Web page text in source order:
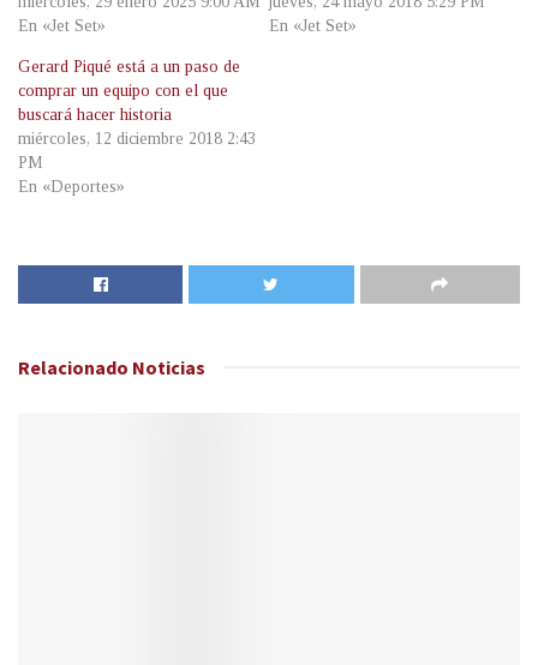
En «Jet Set»
En «Jet Set»
Gerard Piqué está a un paso de
comprar un equipo con el que
buscará hacer historia
miércoles, 12 diciembre 2018 2:43
PM
En «Deportes»
Relacionado Noticias